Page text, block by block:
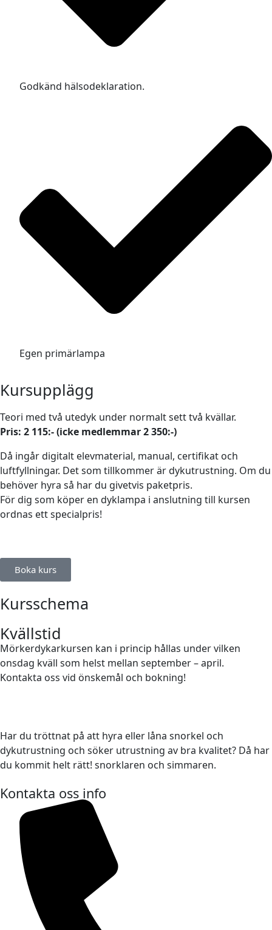
Godkänd hälsodeklaration.
Egen primärlampa
Kursupplägg
Teori med två utedyk under normalt sett två kvällar.
Pris: 2 115:- (icke medlemmar 2 350:-)
Då ingår digitalt elevmaterial, manual, certifikat och
luftfyllningar. Det som tillkommer är dykutrustning. Om du
behöver hyra så har du givetvis paketpris.
För dig som köper en dyklampa i anslutning till kursen
ordnas ett specialpris!
Boka kurs
Kursschema
Kvällstid
Mörkerdykarkursen kan i princip hållas under vilken
onsdag kväll som helst mellan september – april.
Kontakta oss vid önskemål och bokning!
Har du tröttnat på att hyra eller låna snorkel och
dykutrustning och söker utrustning av bra kvalitet? Då har
du kommit helt rätt! snorklaren och simmaren.
Kontakta oss info